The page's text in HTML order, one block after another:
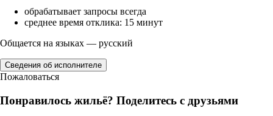
обрабатывает запросы всегда
среднее время отклика: 15 минут
Общается на языках — русский
Сведения об исполнителе
Пожаловаться
Понравилось жильё? Поделитесь с друзьями